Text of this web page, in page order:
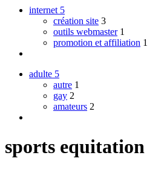
internet 5
création site 3
outils webmaster 1
promotion et affiliation 1
adulte 5
autre 1
gay 2
amateurs 2
sports equitation